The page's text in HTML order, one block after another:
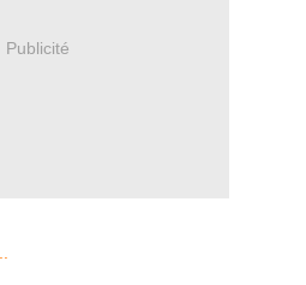
Publicité